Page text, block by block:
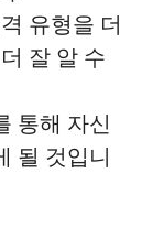
유형을 더
잘 알 수
통해 자신
될 것입니